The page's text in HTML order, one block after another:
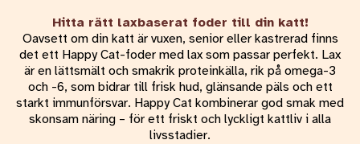
Hitta rätt laxbaserat foder till din katt!
Oavsett om din katt är vuxen, senior eller kastrerad finns
det ett Happy Cat-foder med lax som passar perfekt. Lax
är en lättsmält och smakrik proteinkälla, rik på omega-3
och -6, som bidrar till frisk hud, glänsande päls och ett
starkt immunförsvar. Happy Cat kombinerar god smak med
skonsam näring – för ett friskt och lyckligt kattliv i alla
livsstadier.